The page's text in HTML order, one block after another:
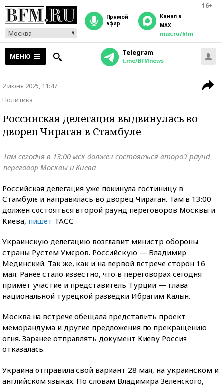
16+
Москва
прямой
эфир
Канал в
MAX
max.ru/bfm
МЕНЮ Telegram
t.me/BFMnews
2 июня 2025, 11:47
Политика
Российская делегация выдвинулась во
дворец Чираган в Стамбуле
Там сегодня в 13:00 мск должен состояться второй раунд
переговор Москвы и Киева
Российская делегация уже покинула гостиницу в
Стамбуле и направилась во дворец Чираган. Там в 13:00
должен состояться второй раунд переговоров Москвы и
Киева, пишет ТАСС.
Украинскую делегацию возглавит министр обороны
страны Рустем Умеров. Российскую — Владимир
Мединский. Так же, как и на первой встрече сторон 16
мая. Ранее стало известно, что в переговорах сегодня
примет участие и представитель Турции — глава
национальной турецкой разведки Ибрагим Калын.
Москва на встрече обещала представить проект
меморандума и другие предложения по прекращению
огня. Заранее отправлять документ Киеву Россия
отказалась.
Украина отправила свой вариант 28 мая, на украинском и
английском языках. По словам Владимира Зеленского,